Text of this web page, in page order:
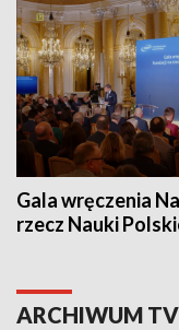
Gala wręczenia
rzecz Nauki
ARCHIWUM